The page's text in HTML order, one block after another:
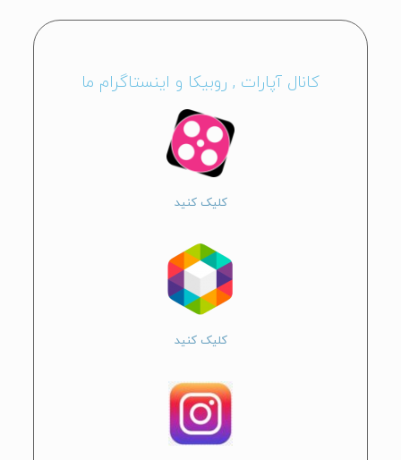
کانال آپارات , روبیکا و اینستاگرام ما
کلیک کنید
کلیک کنید